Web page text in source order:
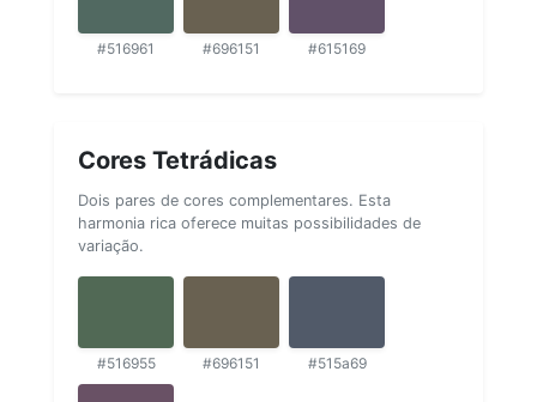
#516961 #696151 #615169
Cores Tetrádicas
Dois pares de cores complementares. Esta
harmonia rica oferece muitas possibilidades de
variação.
#516955 #696151 #515a69